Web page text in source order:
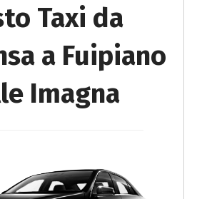
Taxi da
a Fuipiano
Imagna